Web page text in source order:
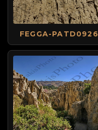
FEGGA-PATD0926